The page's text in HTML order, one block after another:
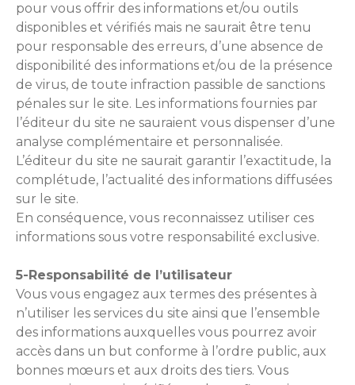
pour vous offrir des informations et/ou outils
disponibles et vérifiés mais ne saurait être tenu
pour responsable des erreurs, d’une absence de
disponibilité des informations et/ou de la présence
de virus, de toute infraction passible de sanctions
pénales sur le site. Les informations fournies par
l’éditeur du site ne sauraient vous dispenser d’une
analyse complémentaire et personnalisée.
L’éditeur du site ne saurait garantir l’exactitude, la
complétude, l’actualité des informations diffusées
sur le site.
En conséquence, vous reconnaissez utiliser ces
informations sous votre responsabilité exclusive.
5-Responsabilité de l’utilisateur
Vous vous engagez aux termes des présentes à
n’utiliser les services du site ainsi que l’ensemble
des informations auxquelles vous pourrez avoir
accès dans un but conforme à l’ordre public, aux
bonnes mœurs et aux droits des tiers. Vous